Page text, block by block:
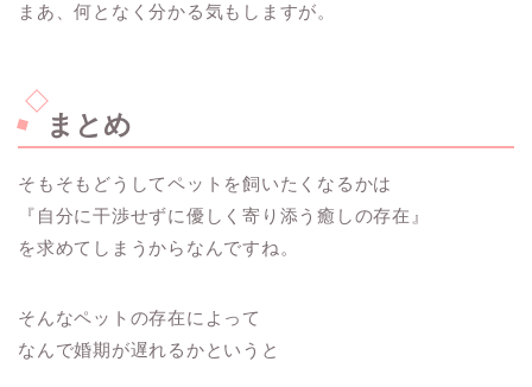
まあ、何となく分かる気もしますが。
まとめ
そもそもどうしてペットを飼いたくなるかは
『自分に干渉せずに優しく寄り添う癒しの存在』
を求めてしまうからなんですね。
そんなペットの存在によって
なんで婚期が遅れるかというと